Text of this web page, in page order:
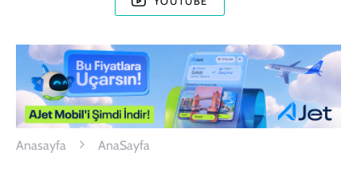
Anasayfa AnaSayfa